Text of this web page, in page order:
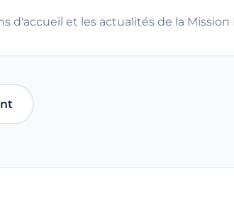
d'accueil et les actualités de la